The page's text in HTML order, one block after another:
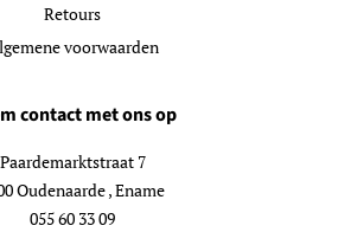
Retours
voorwaarden
contact met ons op
Paardemarktstraat 7
Oudenaarde , Ename
055 60 33 09